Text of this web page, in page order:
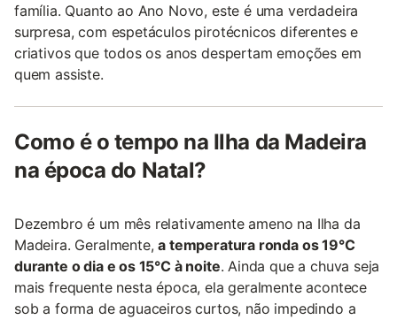
família. Quanto ao Ano Novo, este é uma verdadeira
surpresa, com espetáculos pirotécnicos diferentes e
criativos que todos os anos despertam emoções em
quem assiste.
Como é o tempo na Ilha da Madeira
na época do Natal?
Dezembro é um mês relativamente ameno na Ilha da
Madeira. Geralmente,a temperatura ronda os 19°C
durante o dia e os 15°C à noite. Ainda que a chuva seja
mais frequente nesta época, ela geralmente acontece
sob a forma de aguaceiros curtos, não impedindo a